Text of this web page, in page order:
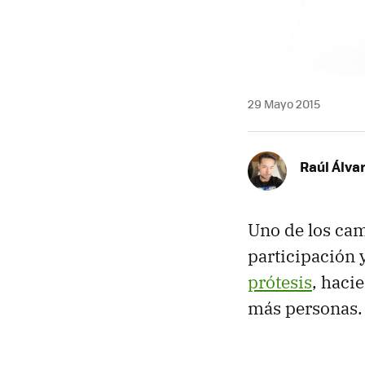
29 Mayo 2015
Raúl
Uno de los
participación
prótesis,
más personas.